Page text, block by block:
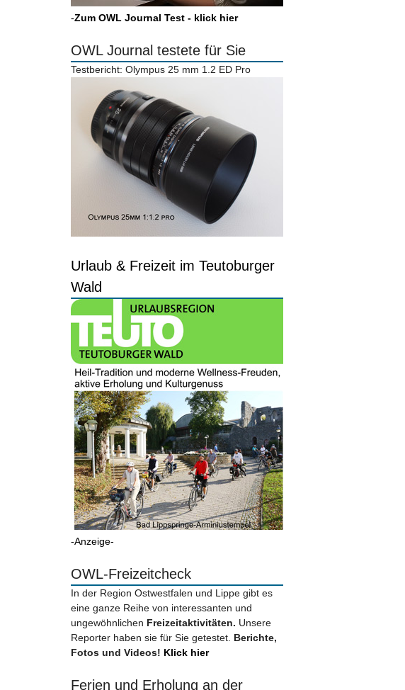
-Zum OWL Journal Test - klick hier
OWL Journal testete für Sie
Testbericht: Olympus 25 mm 1.2 ED Pro
Urlaub & Freizeit im Teutoburger
Wald
-Anzeige-
OWL-Freizeitcheck
In der Region Ostwestfalen und Lippe gibt es
eine ganze Reihe von interessanten und
ungewöhnlichen Freizeitaktivitäten. Unsere
Reporter haben sie für Sie getestet. Berichte,
Fotos und Videos! Klick hier
Ferien und Erholung an der